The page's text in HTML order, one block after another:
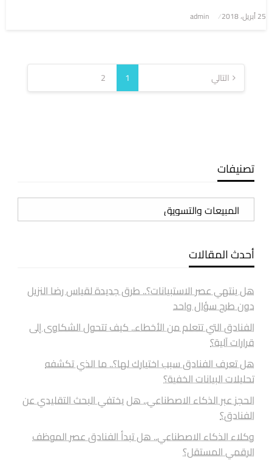
نُشر
25 أبريل، 2018 admin
تعدد
صفحات
المقالات
1
2 التالي
تصنيفات
تصنيفات
أحدث المقالات
هل ينتهي عصر الاستبيانات؟.. طرق جديدة لقياس رضا النزيل
دون طرح سؤال واحد
الفنادق التي تتعلم من الأخطاء.. كيف تتحول الشكاوى إلى
قرارات آلية؟
هل تعرف الفنادق سبب اختيارك لها؟.. ما الذي تكشفه
تحليلات البيانات الخفية؟
الحجز عبر الذكاء الاصطناعي.. هل يختفي البحث التقليدي عن
الفنادق؟
وكلاء الذكاء الاصطناعي.. هل تبدأ الفنادق عصر الموظف
الرقمي المستقل؟